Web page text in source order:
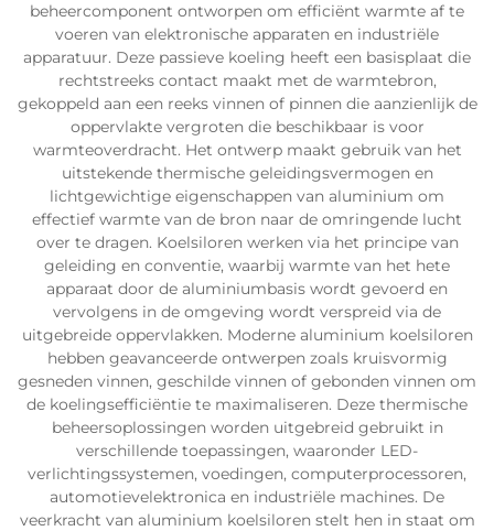
beheercomponent ontworpen om efficiënt warmte af te
voeren van elektronische apparaten en industriële
apparatuur. Deze passieve koeling heeft een basisplaat die
rechtstreeks contact maakt met de warmtebron,
gekoppeld aan een reeks vinnen of pinnen die aanzienlijk de
oppervlakte vergroten die beschikbaar is voor
warmteoverdracht. Het ontwerp maakt gebruik van het
uitstekende thermische geleidingsvermogen en
lichtgewichtige eigenschappen van aluminium om
effectief warmte van de bron naar de omringende lucht
over te dragen. Koelsiloren werken via het principe van
geleiding en conventie, waarbij warmte van het hete
apparaat door de aluminiumbasis wordt gevoerd en
vervolgens in de omgeving wordt verspreid via de
uitgebreide oppervlakken. Moderne aluminium koelsiloren
hebben geavanceerde ontwerpen zoals kruisvormig
gesneden vinnen, geschilde vinnen of gebonden vinnen om
de koelingsefficiëntie te maximaliseren. Deze thermische
beheersoplossingen worden uitgebreid gebruikt in
verschillende toepassingen, waaronder LED-
verlichtingssystemen, voedingen, computerprocessoren,
automotievelektronica en industriële machines. De
veerkracht van aluminium koelsiloren stelt hen in staat om